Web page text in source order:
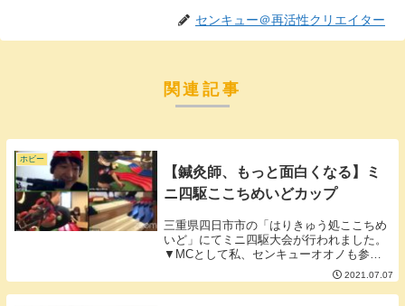
センキュー＠再活性クリエイター
関連記事
ホビー
【鍼灸師、もっと面白くなる】ミ
ニ四駆ここちめいどカップ
三重県四日市市の「はりきゅう処ここちめ
いど」にてミニ四駆大会が行われました。
▼MCとして私、センキューオオノも参
戦。画像に写っているマシンは「横須賀の
エブリ倒立パパ」ことカツさんのサンダー
ショット。鍼灸院での開催ということでた
2021.07.07